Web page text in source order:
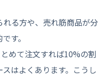
る方や、売れ筋商品が分
す。
めて注文すれば10%の割
はよくあります。こうし